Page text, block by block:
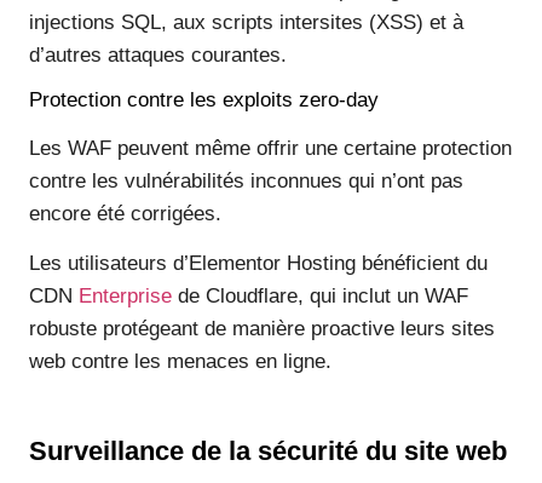
injections SQL, aux scripts intersites (XSS) et à
d’autres attaques courantes.
Protection contre les exploits zero-day
Les WAF peuvent même offrir une certaine protection
contre les vulnérabilités inconnues qui n’ont pas
encore été corrigées.
Les utilisateurs d’Elementor Hosting bénéficient du
CDN Enterprise de Cloudflare, qui inclut un WAF
robuste protégeant de manière proactive leurs sites
web contre les menaces en ligne.
Surveillance de la sécurité du site web